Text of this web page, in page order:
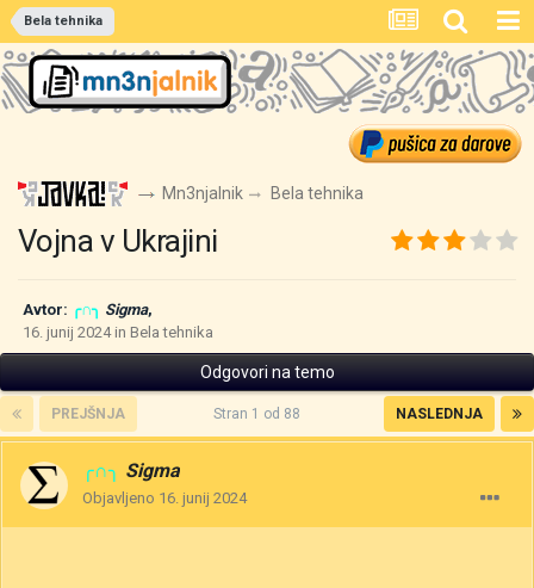
Bela tehnika
Mn3njalnik Bela tehnika
Vojna v Ukrajini
Avtor: ╭∩╮ Sigma,
16. junij 2024in Bela tehnika
Odgovori na temo
PREJŠNJA NASLEDNJA
Stran 1 od 88
╭∩╮ Sigma
Objavljeno 16. junij 2024